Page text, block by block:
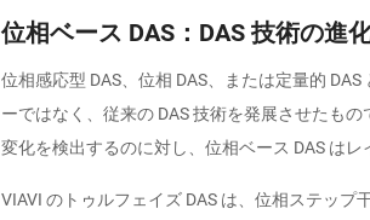
位相ベース DAS ： DAS 技術の進
位相感応型 DAS 、位相 DAS 、または定量的 DAS
ーではなく、従来の DAS技術を発展させたもの
変化を検出するのに対し、位相ベース DAS はレ
VIAVI のトゥルフェイズ DAS は、位相ステップ